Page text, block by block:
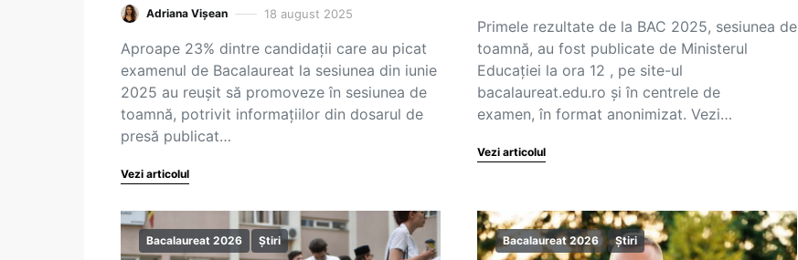
Adriana Vișean 18 august 2025
Aproape 23% dintre candidații care au picat
examenul de Bacalaureat la sesiunea din iunie
2025 au reușit să promoveze în sesiunea de
toamnă, potrivit informațiilor din dosarul de
presă publicat…
Vezi articolul
Primele rezultate de la BAC 2025, sesiunea de
toamnă, au fost publicate de Ministerul
Educației la ora 12 , pe site-ul
bacalaureat.edu.ro și în centrele de
examen, în format anonimizat. Vezi…
Vezi articolul
Bacalaureat 2026 Știri Bacalaureat 2026 Știri